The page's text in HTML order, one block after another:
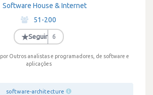
Software House & Internet
·
51-200
·
★Seguir 6
por Outros analistas e programadores, de software e
aplicações
software-architecture